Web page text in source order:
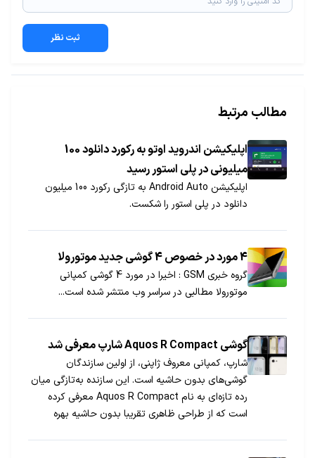
ثبت نظر
مطالب مرتبط
اپلیکیشن اندروید اوتو به رکورد دانلود 100
میلیونی در پلی استور رسید
اپلیکیشن Android Auto به تازگی رکورد 100 میلیون
دانلود در پلی استور را شکست.
4 مورد در خصوص 4 گوشی جدید موتورولا
گروه خبری GSM : اخیرا در مورد 4 گوشی کمپانی
موتورولا مطالبی در سراسر وب منتشر شده است...
گوشی Aquos R Compact شارپ معرفی شد
شارپ، کمپانی معروف ژاپنی، از اولین سازندگان
گوشی‌های بدون حاشیه است. این سازنده به‌تازگی میان
رده تازه‌ای به نام Aquos R Compact معرفی کرده
است که از طراحی ظاهری تقریبا بدون حاشیه بهره